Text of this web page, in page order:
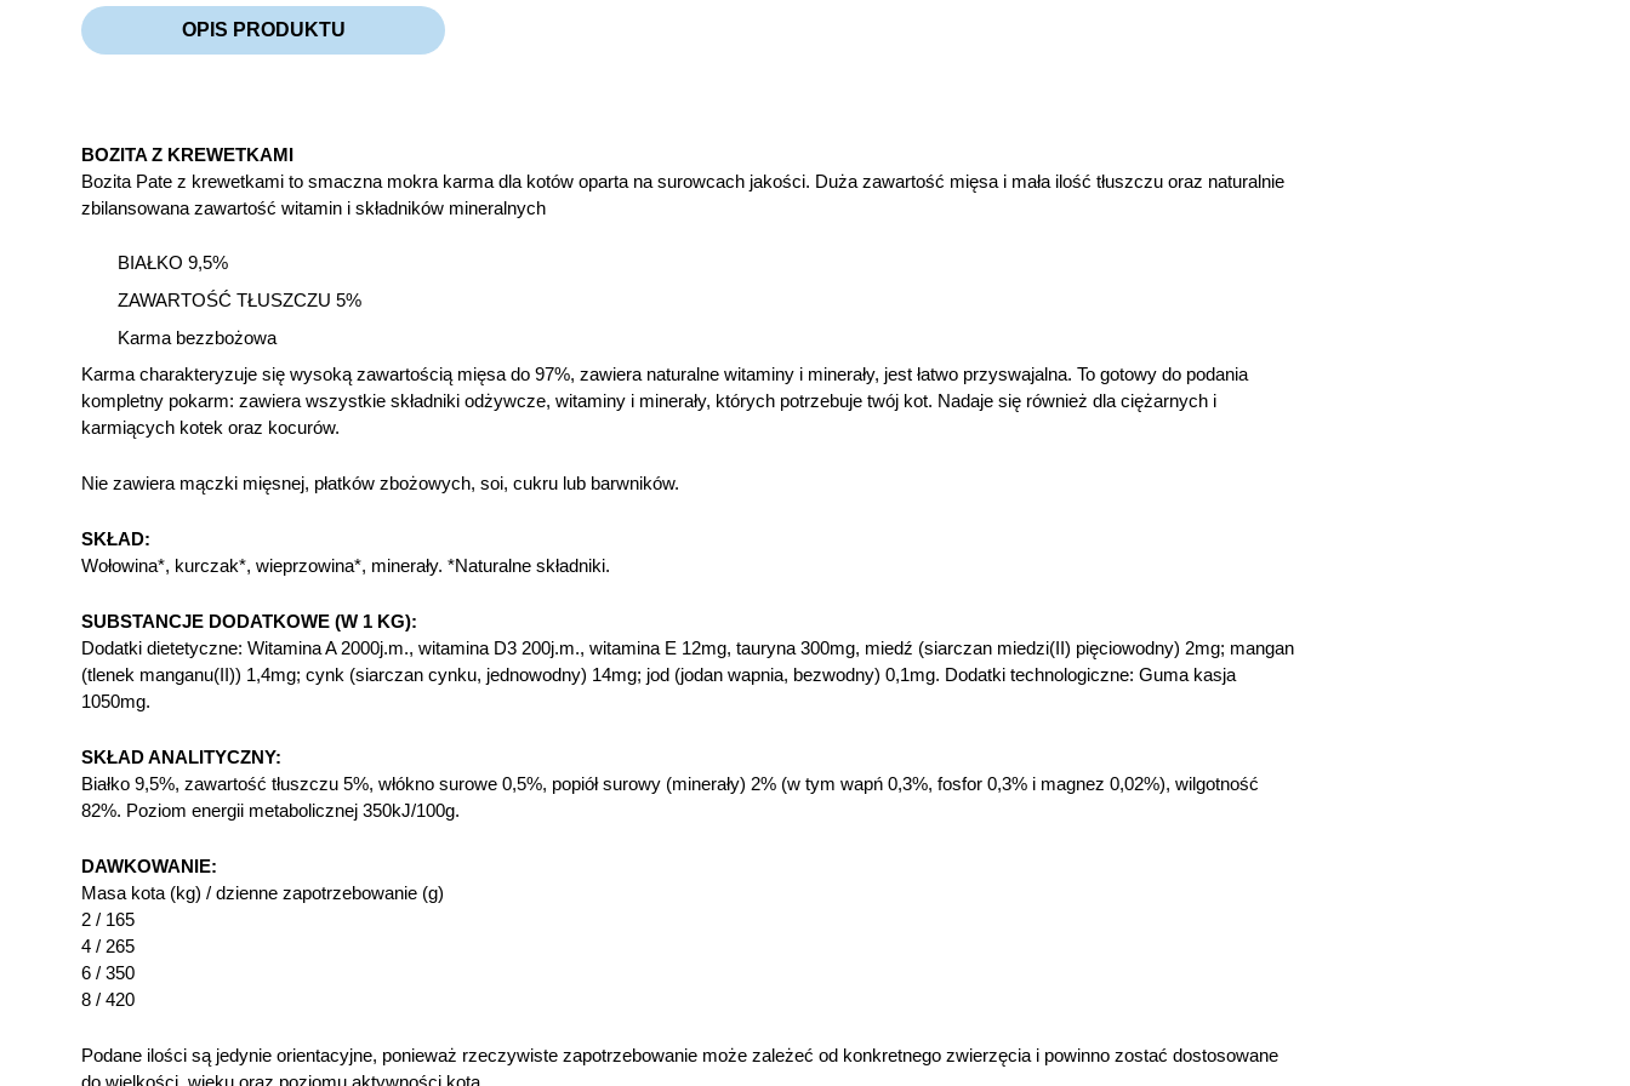
OPIS PRODUKTU
BOZITA Z KREWETKAMI
Bozita Pate z krewetkami to smaczna mokra karma dla kotów oparta na surowcach jakości. Duża zawartość mięsa i mała ilość tłuszczu oraz naturalnie
zbilansowana zawartość witamin i składników mineralnych
BIAŁKO 9,5%
ZAWARTOŚĆ TŁUSZCZU 5%
Karma bezzbożowa
Karma charakteryzuje się wysoką zawartością mięsa do 97%, zawiera naturalne witaminy i minerały, jest łatwo przyswajalna. To gotowy do podania
kompletny pokarm: zawiera wszystkie składniki odżywcze, witaminy i minerały, których potrzebuje twój kot. Nadaje się również dla ciężarnych i
karmiących kotek oraz kocurów.
Nie zawiera mączki mięsnej, płatków zbożowych, soi, cukru lub barwników.
SKŁAD:
Wołowina*, kurczak*, wieprzowina*, minerały. *Naturalne składniki.
SUBSTANCJE DODATKOWE (W 1 KG):
Dodatki dietetyczne: Witamina A 2000j.m., witamina D3 200j.m., witamina E 12mg, tauryna 300mg, miedź (siarczan miedzi(II) pięciowodny) 2mg; mangan
(tlenek manganu(II)) 1,4mg; cynk (siarczan cynku, jednowodny) 14mg; jod (jodan wapnia, bezwodny) 0,1mg. Dodatki technologiczne: Guma kasja
1050mg.
SKŁAD ANALITYCZNY:
Białko 9,5%, zawartość tłuszczu 5%, włókno surowe 0,5%, popiół surowy (minerały) 2% (w tym wapń 0,3%, fosfor 0,3% i magnez 0,02%), wilgotność
82%. Poziom energii metabolicznej 350kJ/100g.
DAWKOWANIE:
Masa kota (kg) / dzienne zapotrzebowanie (g)
2 / 165
4 / 265
6 / 350
8 / 420
Podane ilości są jedynie orientacyjne, ponieważ rzeczywiste zapotrzebowanie może zależeć od konkretnego zwierzęcia i powinno zostać dostosowane
do wielkości, wieku oraz poziomu aktywności kota.